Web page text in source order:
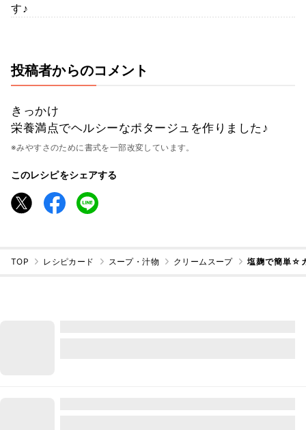
す♪
投稿者からのコメント
きっかけ
栄養満点でヘルシーなポタージュを作りました♪
※みやすさのために書式を一部改変しています。
このレシピをシェアする
TOP レシピカード スープ・汁物 クリームスープ 塩麹で簡単☆